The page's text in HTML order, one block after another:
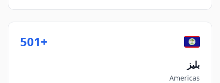
+501
بليز
Americas